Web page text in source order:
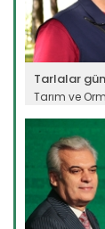
Tarlalar
Tarım ve